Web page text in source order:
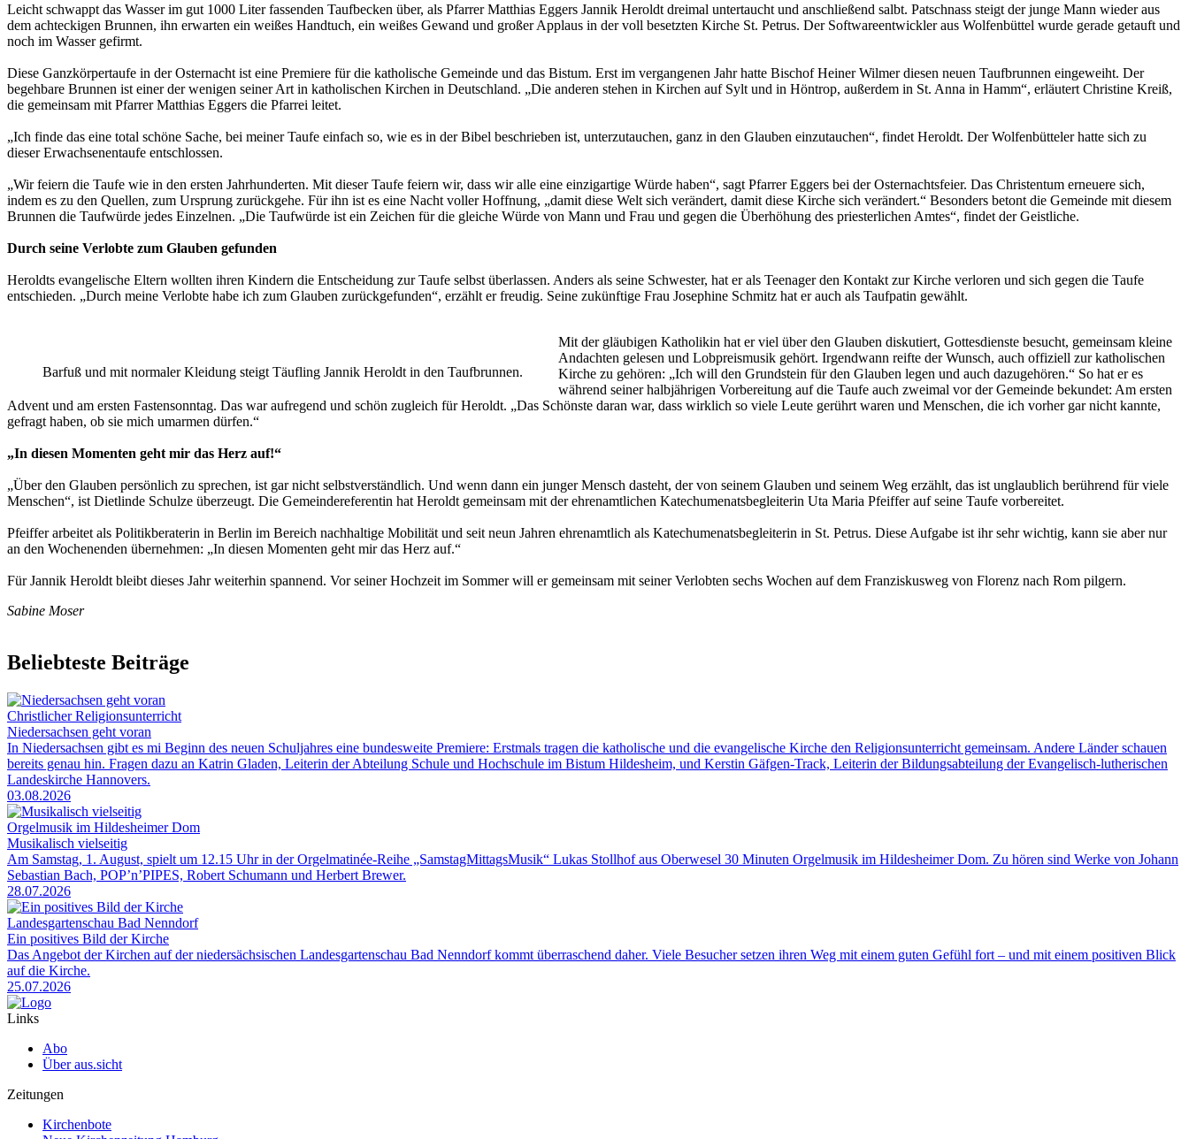
Leicht schwappt das Wasser im gut 1000 Liter fassenden Taufbecken über, als Pfarrer Matthias Eggers Jannik Heroldt dreimal untertaucht und anschließend salbt. Patschnass steigt der junge Mann wieder aus
dem acht­eckigen Brunnen, ihn erwarten ein weißes Handtuch, ein weißes Gewand und großer Applaus in der voll besetzten Kirche St. Petrus. Der Softwareentwickler aus Wolfenbüttel wurde gerade getauft und
noch im Wasser gefirmt.
Diese Ganzkörpertaufe in der Osternacht ist eine Premiere für die katholische Gemeinde und das Bistum. Erst im vergangenen Jahr hatte Bischof Heiner Wilmer diesen neuen Taufbrunnen eingeweiht. Der
begehbare Brunnen ist einer der wenigen seiner Art in katholischen Kirchen in Deutschland. „Die anderen stehen in Kirchen auf Sylt und in Höntrop, außerdem in St. Anna in Hamm“, erläutert Christine Kreiß,
die gemeinsam mit Pfarrer Matthias Eggers die Pfarrei leitet.
„Ich finde das eine total schöne Sache, bei meiner Taufe einfach so, wie es in der Bibel beschrieben ist, unterzutauchen, ganz in den Glauben einzutauchen“, findet Heroldt. Der Wolfenbütteler hatte sich zu
dieser Erwachsenentaufe entschlossen.
„Wir feiern die Taufe wie in den ersten Jahrhunderten. Mit dieser Taufe feiern wir, dass wir alle eine einzigartige Würde haben“, sagt Pfarrer Eggers bei der Osternachtsfeier. Das Christentum erneuere sich,
indem es zu den Quellen, zum Ursprung zurückgehe. Für ihn ist es eine Nacht voller Hoffnung, „damit diese Welt sich verändert, damit diese Kirche sich verändert.“ Besonders betont die Gemeinde mit diesem
Brunnen die Taufwürde jedes Einzelnen. „Die Taufwürde ist ein Zeichen für die gleiche Würde von Mann und Frau und gegen die Überhöhung des priesterlichen Amtes“, findet der Geistliche.
Durch seine Verlobte zum Glauben gefunden
Heroldts evangelische Eltern wollten ihren Kindern die Entscheidung zur Taufe selbst überlassen. Anders als seine Schwes­ter, hat er als Teenager den Kontakt zur Kirche verloren und sich gegen die Taufe
entschieden. „Durch meine Verlobte habe ich zum Glauben zurückgefunden“, erzählt er freudig. Seine zukünftige Frau Josephine Schmitz hat er auch als Taufpatin gewählt.
Barfuß und mit normaler Kleidung steigt Täufling Jannik Heroldt in den Taufbrunnen.
Mit der gläubigen Katholikin hat er viel über den Glauben diskutiert, Gottesdienste besucht, gemeinsam kleine
Andachten gelesen und Lobpreismusik gehört. Irgendwann reifte der Wunsch, auch offiziell zur katholischen
Kirche zu gehören: „Ich will den Grundstein für den Glauben legen und auch dazugehören.“ So hat er es
während seiner halbjährigen Vorbereitung auf die Taufe auch zweimal vor der Gemeinde bekundet: Am ersten
Advent und am ersten Fastensonntag. Das war aufregend und schön zugleich für Heroldt. „Das Schönste daran war, dass wirklich so viele Leute gerührt waren und Menschen, die ich vorher gar nicht kannte,
gefragt haben, ob sie mich umarmen dürfen.“
„In diesen Momenten geht mir das Herz auf!“
„Über den Glauben persönlich zu sprechen, ist gar nicht selbstverständlich. Und wenn dann ein junger Mensch dasteht, der von seinem Glauben und seinem Weg erzählt, das ist unglaublich berührend für viele
Menschen“, ist Dietlinde Schulze überzeugt. Die Gemeindereferentin hat Heroldt gemeinsam mit der ehrenamtlichen Katechumenatsbegleiterin Uta Maria Pfeiffer auf seine Taufe vorbereitet.
Pfeiffer arbeitet als Politikberaterin in Berlin im Bereich nachhaltige Mobilität und seit neun Jahren ehrenamtlich als Katechumenatsbegleiterin in St. Petrus. Diese Aufgabe ist ihr sehr wichtig, kann sie aber nur
an den Wochenenden übernehmen: „In diesen Momenten geht mir das Herz auf.“
Für Jannik Heroldt bleibt dieses Jahr weiterhin spannend. Vor seiner Hochzeit im Sommer will er gemeinsam mit seiner Verlobten sechs Wochen auf dem Franziskusweg von Florenz nach Rom pilgern.
Sabine Moser
Beliebteste Beiträge
Christlicher Religionsunterricht
Niedersachsen geht voran
In Niedersachsen gibt es mi Beginn des neuen Schuljahres eine bundesweite Premiere: Erstmals tragen die katholische und die evangelische Kirche den Religionsunterricht gemeinsam. Andere Länder schauen
bereits genau hin. Fragen dazu an Katrin Gladen, Leiterin der Abteilung Schule und Hochschule im Bistum Hildesheim, und Kerstin Gäfgen-Track, Leiterin der Bildungsabteilung der Evangelisch-lutherischen
Landeskirche Hannovers.
03.08.2026
Orgelmusik im Hildesheimer Dom
Musikalisch vielseitig
Am Samstag, 1. August, spielt um 12.15 Uhr in der Orgelmatinée-Reihe „SamstagMittagsMusik“ Lukas Stollhof aus Oberwesel 30 Minuten Orgelmusik im Hildesheimer Dom. Zu hören sind Werke von Johann
Sebastian Bach, POP’n’PIPES, Robert Schumann und Herbert Brewer.
28.07.2026
Landesgartenschau Bad Nenndorf
Ein positives Bild der Kirche
Das Angebot der Kirchen auf der niedersächsischen Landesgartenschau Bad Nenndorf kommt überraschend daher. Viele Besucher setzen ihren Weg mit einem guten Gefühl fort – und mit einem positiven Blick
auf die Kirche.
25.07.2026
Links
Abo
Über aus.sicht
Zeitungen
Kirchenbote